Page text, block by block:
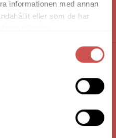
informationen med annan
eller som de har